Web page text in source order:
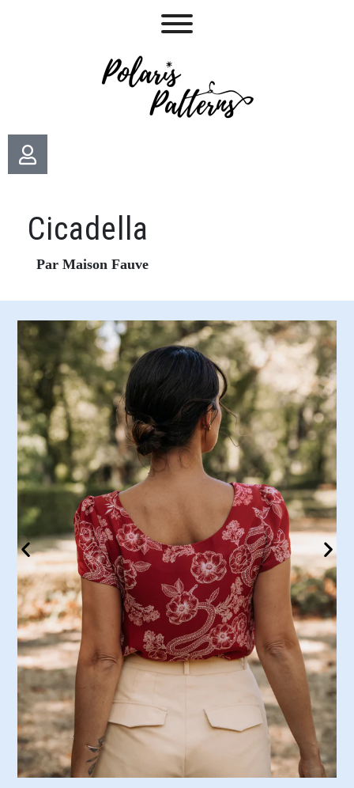
Cicadella
Par Maison Fauve